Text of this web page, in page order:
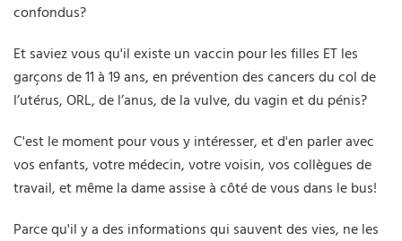
confondus?
Et saviez vous qu'il existe un vaccin pour les filles ET les
garçons de 11 à 19 ans, en prévention des cancers du col de
l’utérus, ORL, de l’anus, de la vulve, du vagin et du pénis?
C'est le moment pour vous y intéresser, et d'en parler avec
vos enfants, votre médecin, votre voisin, vos collègues de
travail, et même la dame assise à côté de vous dans le bus!
Parce qu'il y a des informations qui sauvent des vies, ne les